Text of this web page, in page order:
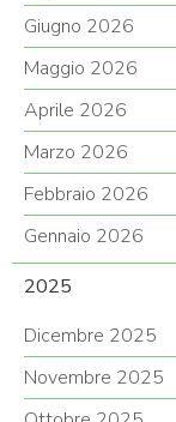
Giugno 2026
Maggio 2026
Aprile 2026
Marzo 2026
Febbraio 2026
Gennaio 2026
2025
Dicembre 2025
Novembre 2025